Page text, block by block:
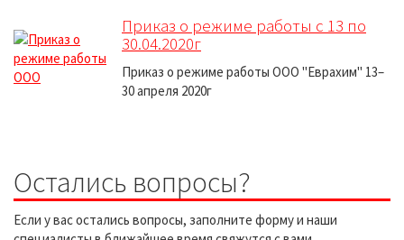
Приказ о режиме работы c 13 по
30.04.2020г
Приказ о режиме работы ООО "Еврахим" 13–
30 апреля 2020г
Остались вопросы?
Если у вас остались вопросы, заполните форму и наши